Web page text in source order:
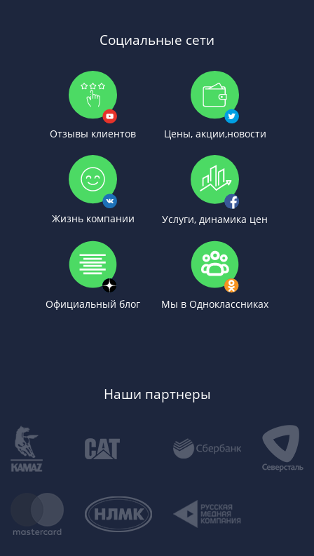
Социальные сети
Отзывы клиентов Цены, акции,новости
Жизнь компании Услуги, динамика цен
Официальный блог Мы в Одноклассниках
Наши партнеры